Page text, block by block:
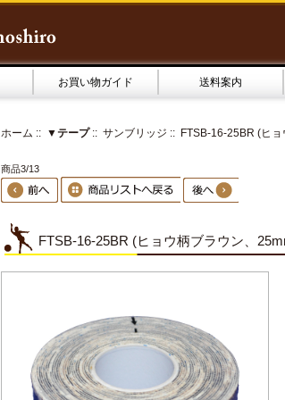
お買い物ガイド 送料案内
ホーム :: ▼テープ:: サンブリッジ :: FTSB-16-25BR (ヒ
商品3/13
FTSB-16-25BR (ヒョウ柄ブラウン、